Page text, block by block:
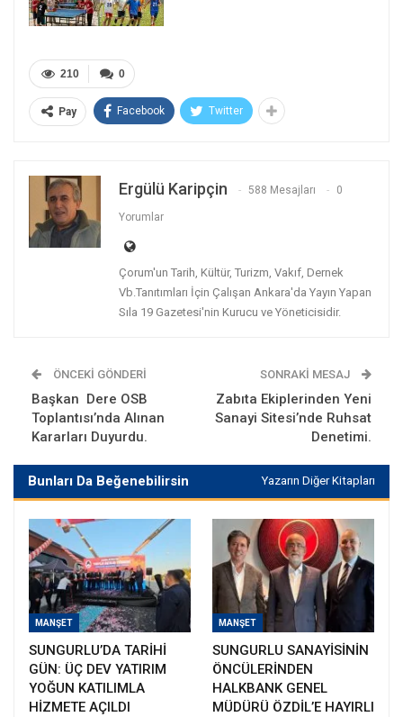
0
210
Pay Facebook Twitter
Ergülü Karipçin 588 Mesajları 0
Yorumlar
Çorum'un Tarih, Kültür, Turizm, Vakıf, Dernek
Vb.Tanıtımları İçin Çalışan Ankara'da Yayın Yapan
Sıla 19 Gazetesi'nin Kurucu ve Yöneticisidir.
ÖNCEKI GÖNDERI
Başkan Dere OSB
Toplantısı’nda Alınan
Kararları Duyurdu.
SONRAKI MESAJ
Zabıta Ekiplerinden Yeni
Sanayi Sitesi’nde Ruhsat
Denetimi.
Bunları Da Beğenebilirsin Yazarın Diğer Kitapları
MANŞET
SUNGURLU’DA TARİHİ
GÜN: ÜÇ DEV YATIRIM
YOĞUN KATILIMLA
HİZMETE AÇILDI
MANŞET
SUNGURLU SANAYİSİNİN
ÖNCÜLERİNDEN
HALKBANK GENEL
MÜDÜRÜ ÖZDİL’E HAYIRLI